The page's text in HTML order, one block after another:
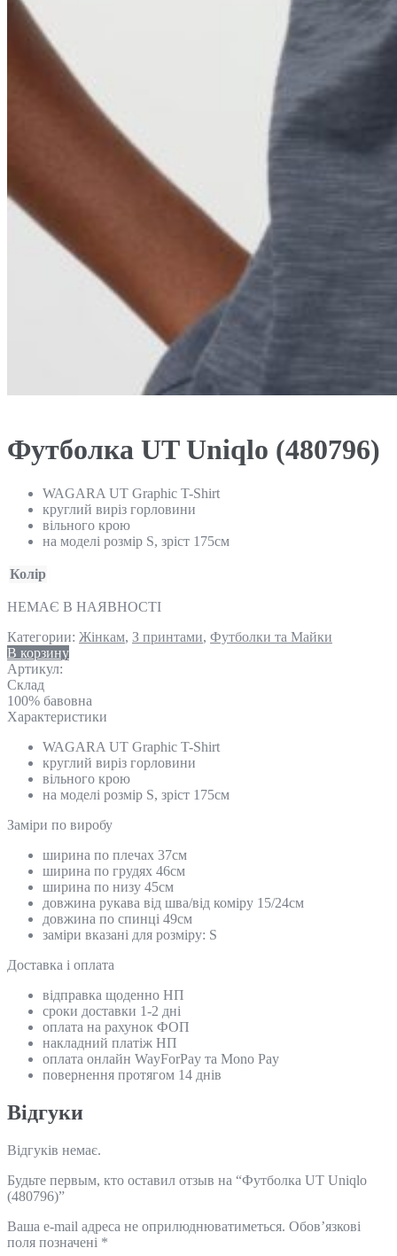
Футболка UT Uniqlo (480796)
WAGARA UT Graphic T-Shirt
круглий виріз горловини
вільного крою
на моделі розмір S, зріст 175см
Колір
НЕМАЄ В НАЯВНОСТІ
Категории: Жінкам, З принтами, Футболки та Майки
В корзину
Артикул:
Склад
100% бавовна
Характеристики
WAGARA UT Graphic T-Shirt
круглий виріз горловини
вільного крою
на моделі розмір S, зріст 175см
Замiри по виробу
ширина по плечах 37см
ширина по грудях 46см
ширина по низу 45см
довжина рукава від шва/від коміру 15/24см
довжина по спинці 49см
заміри вказані для розміру: S
Доставка і оплата
відправка щоденно НП
сроки доставки 1-2 дні
оплата на рахунок ФОП
накладний платіж НП
оплата онлайн WayForPay та Mono Pay
повернення протягом 14 днів
Відгуки
Відгуків немає.
Будьте первым, кто оставил отзыв на “Футболка UT Uniqlo
(480796)”
Ваша e-mail адреса не оприлюднюватиметься. Обов’язкові
поля позначені *